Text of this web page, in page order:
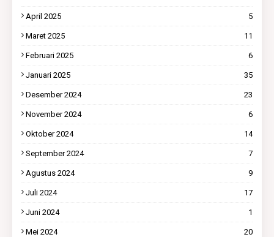
April 2025 5
Maret 2025 11
Februari 2025 6
Januari 2025 35
Desember 2024 23
November 2024 6
Oktober 2024 14
September 2024 7
Agustus 2024 9
Juli 2024 17
Juni 2024 1
Mei 2024 20